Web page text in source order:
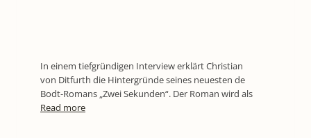
In einem tiefgründigen Interview erklärt Christian
von Ditfurth die Hintergründe seines neuesten de
Bodt-Romans „Zwei Sekunden“. Der Roman wird als
Read more